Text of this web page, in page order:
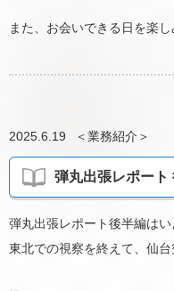
また、お会いできる日を楽
2025.6.19 ＜業務紹介 ＞
弾丸出張レポー
弾丸出張レポート後半編はい
東北での視察を終えて、仙